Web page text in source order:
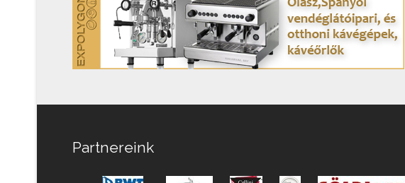
Partnereink